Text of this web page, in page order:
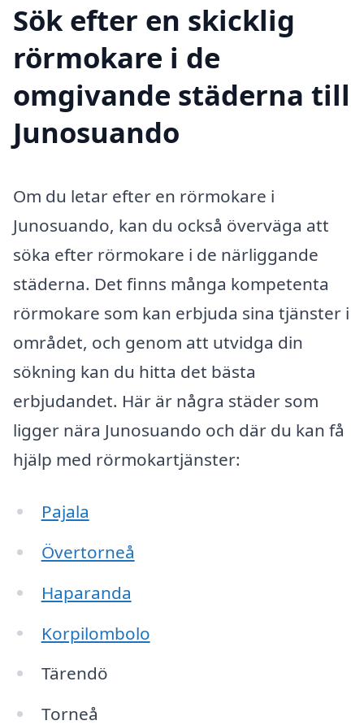
Sök efter en skicklig
rörmokare i de
omgivande städerna till
Junosuando
Om du letar efter en rörmokare i
Junosuando, kan du också överväga att
söka efter rörmokare i de närliggande
städerna. Det finns många kompetenta
rörmokare som kan erbjuda sina tjänster i
området, och genom att utvidga din
sökning kan du hitta det bästa
erbjudandet. Här är några städer som
ligger nära Junosuando och där du kan få
hjälp med rörmokartjänster:
Pajala
Övertorneå
Haparanda
Korpilombolo
Tärendö
Torneå